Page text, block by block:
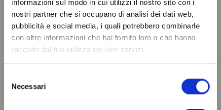
informazioni sul modo in cui utilizzi il nostro sito con i
nostri partner che si occupano di analisi dei dati web,
pubblicità e social media, i quali potrebbero combinarle
con altre informazioni che hai fornito loro o che hanno
raccolto dal tuo utilizzo dei loro servizi.
delNecessari